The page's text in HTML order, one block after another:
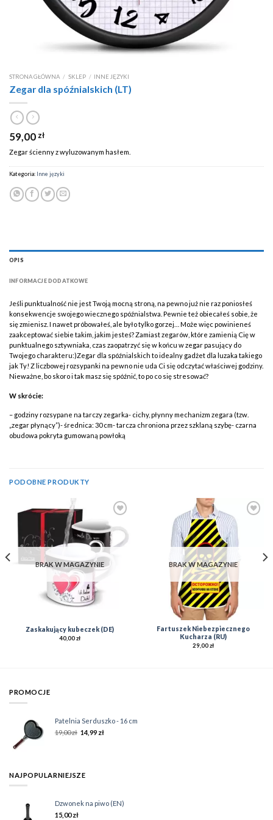
STRONA GŁÓWNA / SKLEP / INNE JĘZYKI
Zegar dla spóźnialskich (LT)
59,00 zł
Zegar ścienny z wyluzowanym hasłem.
Kategoria: Inne języki
OPIS
INFORMACJE DODATKOWE
Jeśli punktualność nie jest Twoją mocną stroną, na pewno już nie raz poniosłeś
konsekwencje swojego wiecznego spóźnialstwa. Pewnie też obiecałeś sobie, że
się zmienisz. I nawet próbowałeś, ale było tylko gorzej… Może więc powinieneś
zaakceptować siebie takim, jakim jesteś? Zamiast zegarów, które zamienią Cię w
punktualnego sztywniaka, czas zaopatrzyć się w końcu w zegar pasujący do
Twojego charakteru:)Zegar dla spóźnialskich to idealny gadżet dla luzaka takiego
jak Ty! Z liczbowej rozsypanki na pewno nie uda Ci się odczytać właściwej godziny.
Nieważne, bo skoro i tak masz się spóźnić, to po co się stresować?
W skrócie:
– godziny rozsypane na tarczy zegarka- cichy, płynny mechanizm zegara (tzw.
„zegar płynący”)- średnica: 30 cm- tarcza chroniona przez szklaną szybę- czarna
obudowa pokryta gumowaną powłoką
PODOBNE PRODUKTY
Wishlist
BRAK W MAGAZYNIE
Zaskakujący kubeczek (DE)
40,00zł
BRAK W MAGAZYNIE
Fartuszek Niebezpiecznego
Kucharza (RU)
29,00zł
PROMOCJE
Patelnia Serduszko - 16 cm
19,00zł 14,99 zł
NAJPOPULARNIEJSZE
Dzwonek na piwo (EN)
15,00zł